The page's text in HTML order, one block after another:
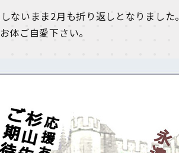
ないまま2月も折り返しとなりまし
体ご自愛下さい。